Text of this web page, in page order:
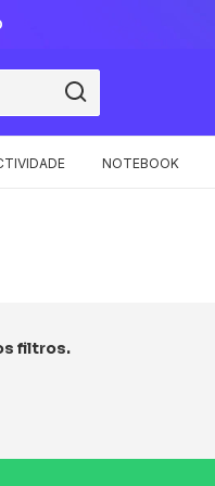
NOTEBOOK
filtros.